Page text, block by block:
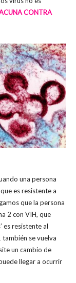
CONTRA
una persona
es resistente a
que la persona
2 con VIH, que
es resistente al
se vuelva
un cambio de
llegar a ocurrir